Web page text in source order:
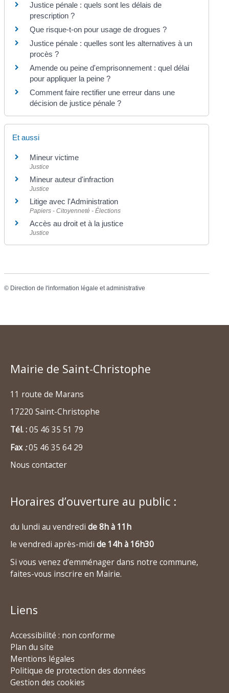
Justice pénale : quels sont les délais de
prescription ?
Que risque-t-on pour usage de drogues ?
Justice pénale : quelles sont les alternatives à un
procès ?
Amende ou peine d'emprisonnement : quel délai
pour appliquer la peine ?
Comment faire rectifier une erreur dans une
décision de justice pénale ?
Et aussi
Mineur victime
Justice
Mineur auteur d'infraction
Justice
Litige avec l'Administration
Papiers - Citoyenneté - Élections
Accès au droit et à la justice
Justice
© Direction de l'information légale et administrative
Mairie de Saint-Christophe
11 route de Marans
17220 Saint-Christophe
Tél. :05 46 35 51 79
Fax:05 46 35 64 29
Nous contacter
Horaires d’ouverture au public :
du lundi au vendredi de 8h à 11h
le vendredi après-midi de 14h à 16h30
Si vous venez d’emménager dans notre commune,
faites-vous inscrire en Mairie.
Liens
Accessibilité : non conforme
Plan du site
Mentions légales
Politique de protection des données
Gestion des cookies